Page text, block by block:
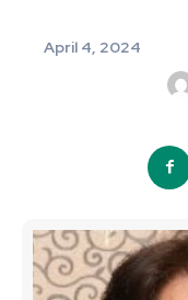
April 4, 2024